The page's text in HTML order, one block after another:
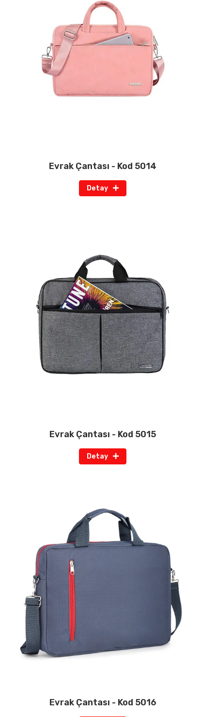
Evrak Çantası - Kod 5014
Detay
Evrak Çantası - Kod 5015
Detay
Evrak Çantası - Kod 5016